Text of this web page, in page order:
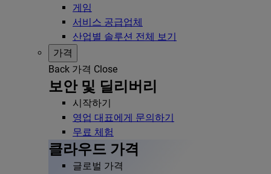
게임
서비스 공급업체
산업별 솔루션 전체 보기
가격
Back 가격 Close
보안 및 딜리버리
시작하기
영업 대표에게 문의하기
무료 체험
클라우드 가격
글로벌 가격